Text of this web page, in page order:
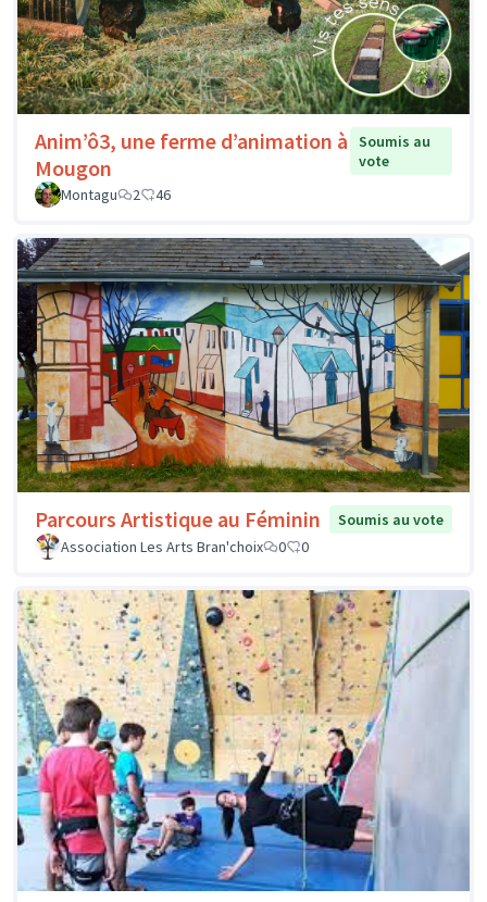
Anim’ô3, une ferme d’animation à
Mougon
Soumis au
vote
Montagu
2 46
Parcours Artistique au Féminin
Soumis au vote
Association Les Arts Bran'choix
0 0